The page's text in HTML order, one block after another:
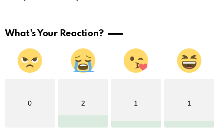
What's Your Reaction?
0 2 1 1